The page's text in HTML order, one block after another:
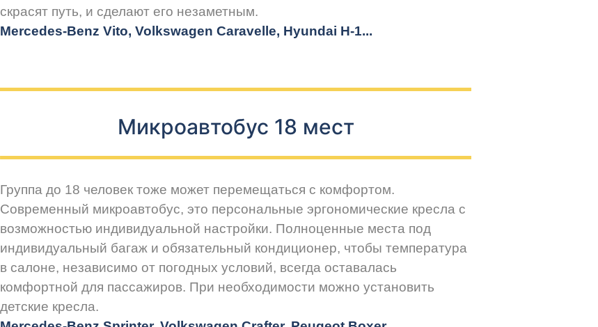
скрасят путь, и сделают его незаметным.
Mercedes-Benz Vito, Volkswagen Caravelle, Hyundai H-1...
Микроавтобус 18 мест
Группа до 18 человек тоже может перемещаться с комфортом.
Современный микроавтобус, это персональные эргономические кресла с
возможностью индивидуальной настройки. Полноценные места под
индивидуальный багаж и обязательный кондиционер, чтобы температура
в салоне, независимо от погодных условий, всегда оставалась
комфортной для пассажиров. При необходимости можно установить
детские кресла.